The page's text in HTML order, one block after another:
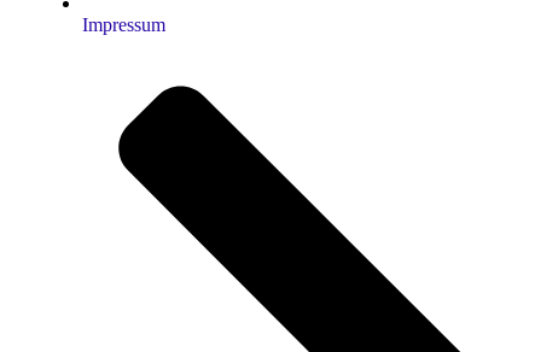
Impressum